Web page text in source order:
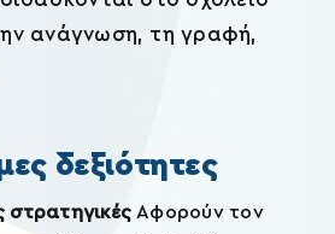
ανάγνωση, τη γραφή,
δεξιότητες
στρατηγικέςΑφορούν τον